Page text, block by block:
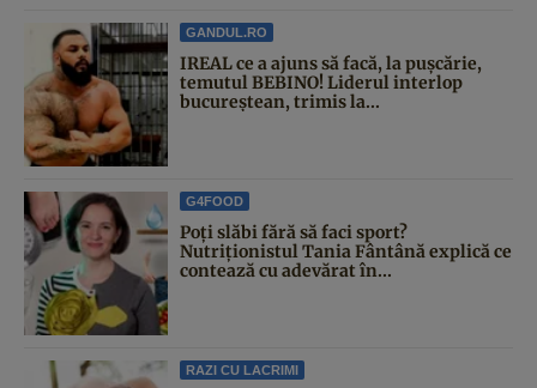
GANDUL.RO
IREAL ce a ajuns să facă, la pușcărie,
temutul BEBINO! Liderul interlop
bucureștean, trimis la...
G4FOOD
Poți slăbi fără să faci sport?
Nutriționistul Tania Fântână explică ce
contează cu adevărat în...
RAZI CU LACRIMI